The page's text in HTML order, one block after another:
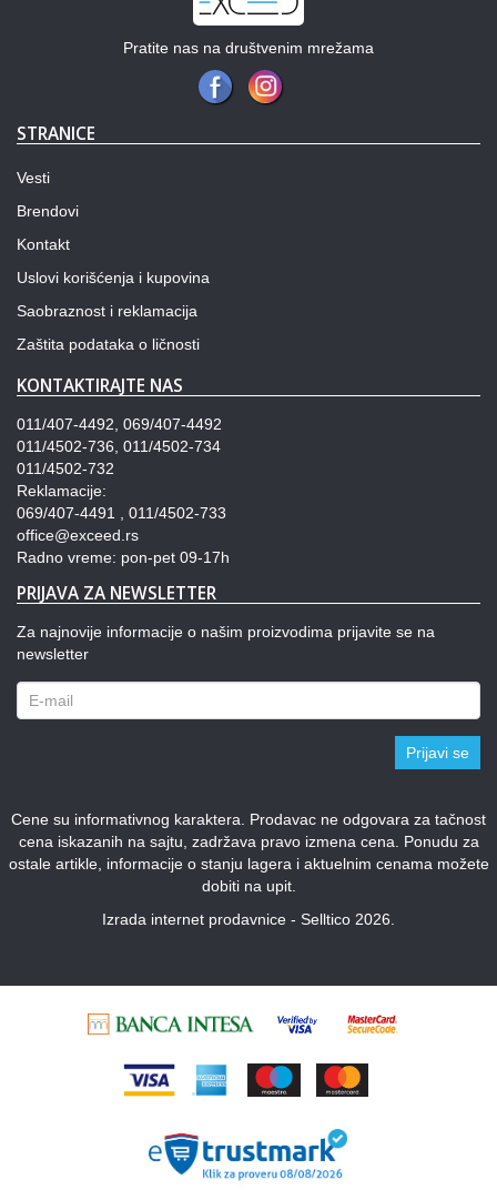
Pratite nas na društvenim mrežama
STRANICE
Vesti
Brendovi
Kontakt
Uslovi korišćenja i kupovina
Saobraznost i reklamacija
Zaštita podataka o ličnosti
KONTAKTIRAJTE NAS
011/407-4492, 069/407-4492
011/4502-736, 011/4502-734
011/4502-732
Reklamacije:
069/407-4491 , 011/4502-733
office@exceed.rs
Radno vreme: pon-pet 09-17h
PRIJAVA ZA NEWSLETTER
Za najnovije informacije o našim proizvodima prijavite se na
newsletter
Prijavi se
Cene su informativnog karaktera. Prodavac ne odgovara za tačnost
cena iskazanih na sajtu, zadržava pravo izmena cena. Ponudu za
ostale artikle, informacije o stanju lagera i aktuelnim cenama možete
dobiti na upit.
Izrada internet prodavnice - Selltico 2026.